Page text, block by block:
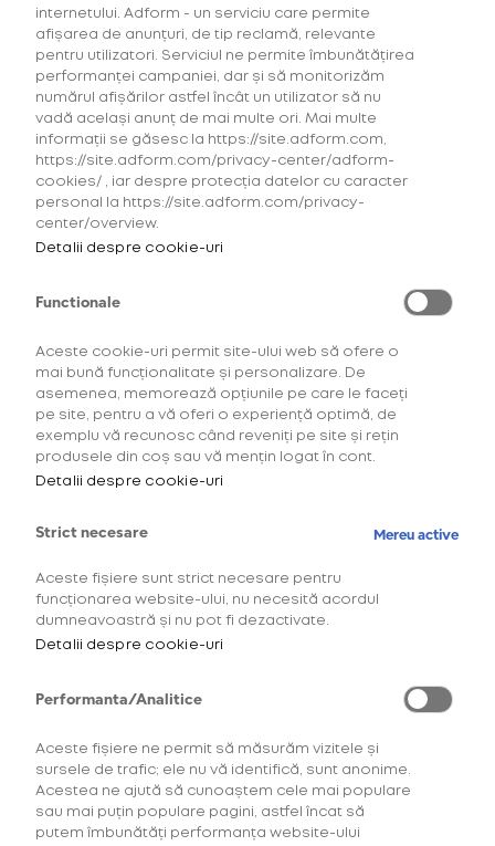
25 August 2022
3 motive să te bucuri de toamnă la Fall
in Love Festival
Distracție
Festivaluri
Cine spune că vara este cel mai iubit sezon, nu a
trăit încă experiența Fall in Love Festival la Palatul
îndrăgostești de noul sezon la festival.
Citește mai mult...
Nothing But Thieves și Orchestra
Summer Well 2022
Distracție
Festival Compendium
internetului. Adform - un serviciu care permite
afișarea de anunțuri, de tip reclamă, relevante
pentru utilizatori. Serviciul ne permite îmbunătățirea
performanței campaniei, dar și să monitorizăm
numărul afișărilor astfel încât un utilizator să nu
vadă același anunț de mai multe ori. Mai multe
informații se găsesc la https://site.adform.com,
https://site.adform.com/privacy-center/adform-
cookies/ , iar despre protecția datelor cu caracter
personal la https://site.adform.com/privacy-
center/overview.
Detalii despre cookie-uri
Functionale
Aceste cookie-uri permit site-ului web să ofere o
mai bună funcționalitate și personalizare. De
asemenea, memorează opțiunile pe care le faceți
pe site, pentru a vă oferi o experiență optimă, de
exemplu vă recunosc când reveniți pe site și rețin
produsele din coș sau vă mențin logat în cont.
Detalii despre cookie-uri
Strict necesare Mereu active
Aceste fișiere sunt strict necesare pentru
funcționarea website-ului, nu necesită acordul
dumneavoastră și nu pot fi dezactivate.
Detalii despre cookie-uri
Performanta/Analitice
Aceste fișiere ne permit să măsurăm vizitele și
sursele de trafic; ele nu vă identifică, sunt anonime.
Acestea ne ajută să cunoaștem cele mai populare
sau mai puțin populare pagini, astfel încat să
putem îmbunătăți performanța website-ului